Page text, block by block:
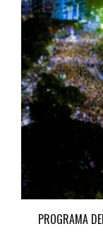
PROGRAMA